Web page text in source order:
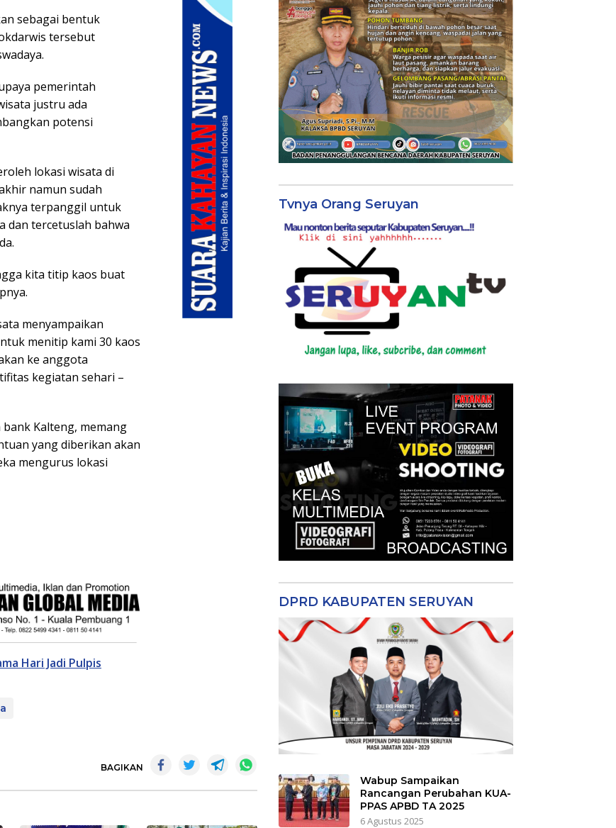
sebagai bentuk
tersebut
pemerintah
justru ada
potensi
lokasi wisata di
namun sudah
terpanggil untuk
dan tercetuslah bahwa
kita titip kaos buat
menyampaikan
menitip kami 30 kaos
ke anggota
kegiatan sehari –
Kalteng, memang
yang diberikan akan
mengurus lokasi
Hari Jadi Pulpis
BAGIKAN
Tvnya Orang Seruyan
DPRD KABUPATEN SERUYAN
Wabup Sampaikan
Rancangan Perubahan KUA-
PPAS APBD TA 2025
6 Agustus 2025